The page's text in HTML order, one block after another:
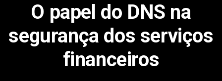
O papel do DNS na
segurança dos serviços
financeiros